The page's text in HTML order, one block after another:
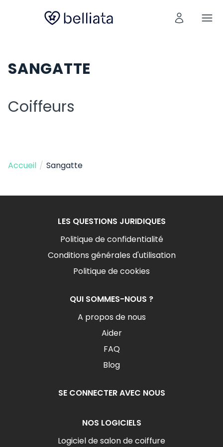
SANGATTE
Coiffeurs
Accueil / Sangatte
LES QUESTIONS JURIDIQUES
Politique de confidentialité
Conditions générales d'utilisation
Politique de cookies
QUI SOMMES-NOUS ?
A propos de nous
Aider
FAQ
Blog
SE CONNECTER AVEC NOUS
NOS LOGICIELS
Logiciel de salon de coiffure